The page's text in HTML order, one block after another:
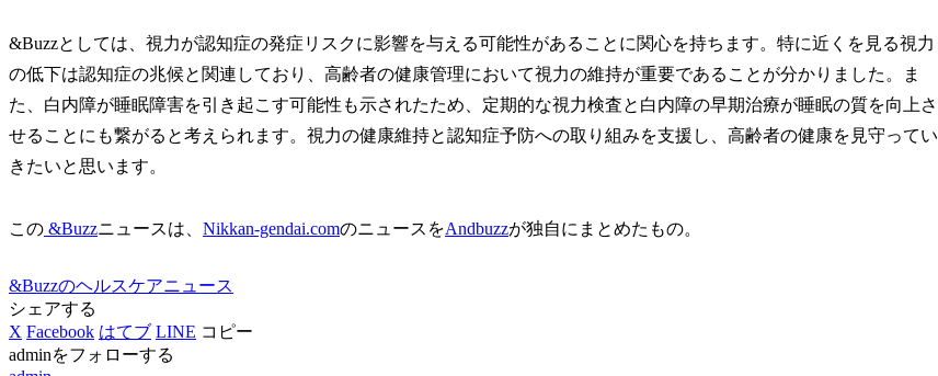
&Buzzとしては、視力が認知症の発症リスクに影響を与える可能性があることに関心を持ちます。特に近くを見る視力
の低下は認知症の兆候と関連しており、高齢者の健康管理において視力の維持が重要であることが分かりました。ま
た、白内障が睡眠障害を引き起こす可能性も示されたため、定期的な視力検査と白内障の早期治療が睡眠の質を向上さ
せることにも繋がると考えられます。視力の健康維持と認知症予防への取り組みを支援し、高齢者の健康を見守ってい
きたいと思います。
この &Buzzニュースは、 Nikkan-gendai.comのニュースをAndbuzzが独自にまとめたもの。
&Buzzのヘルスケアニュース
シェアする
X Facebook はてブ LINE コピー
adminをフォローする